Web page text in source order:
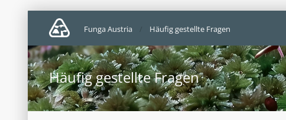
Funga Austria Häufig gestellte Fragen
Häufig gestellte Fragen